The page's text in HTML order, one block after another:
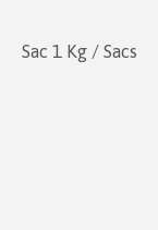
Sac 1 Kg / Sacs